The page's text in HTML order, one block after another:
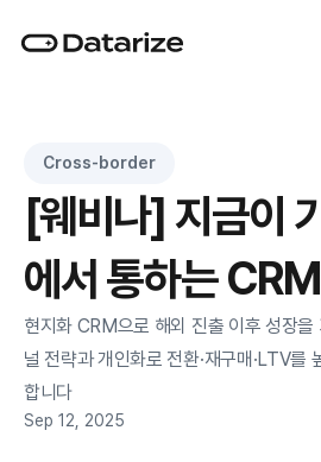
Cross-border
[웨비나] 지금이
에서 통하는 CRM
현지화 CRM으로 해외 진출 이후 성장을
널 전략과 개인화로 전환·재구매·LTV를
합니다
Sep 12, 2025